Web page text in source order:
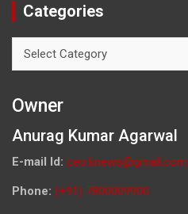
Categories
Owner
Anurag Kumar Agarwal
E-mail Id: ceo.knews@gmail.com
Phone: (+91) 7800009900